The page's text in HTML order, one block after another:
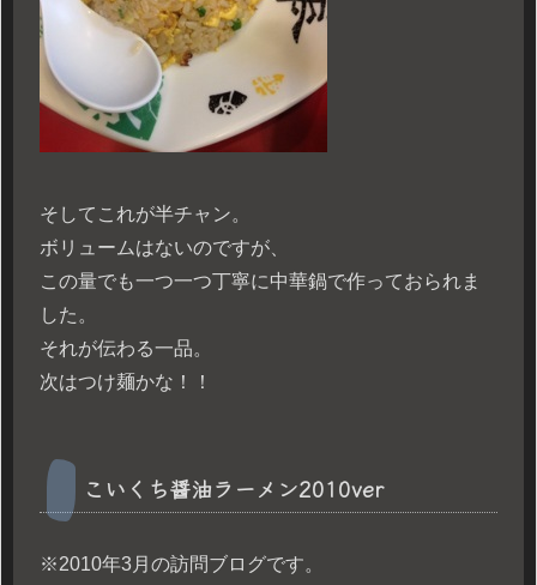
そしてこれが半チャン。
ボリュームはないのですが、
この量でも一つ一つ丁寧に中華鍋で作っておられま
した。
それが伝わる一品。
次はつけ麺かな！！
こいくち醤油ラーメン2010ver
※2010年3月の訪問ブログです。